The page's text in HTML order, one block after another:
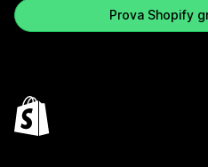
Prova Shopify